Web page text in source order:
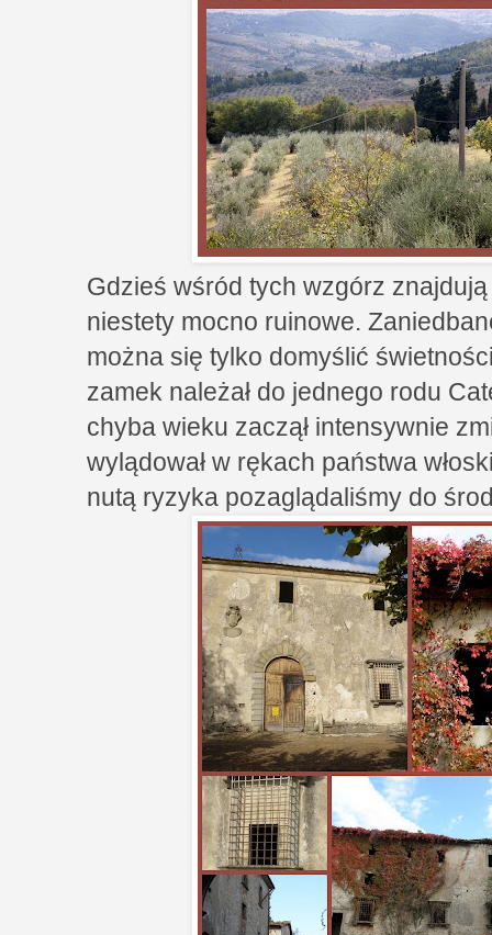
Gdzieś wśród tych wzgórz
niestety mocno ruinowe.
można się tylko domyślić
zamek należał do jednego rodu
chyba wieku zaczął intensywnie
wylądował w rękach państwa
nutą ryzyka pozaglądaliśmy do